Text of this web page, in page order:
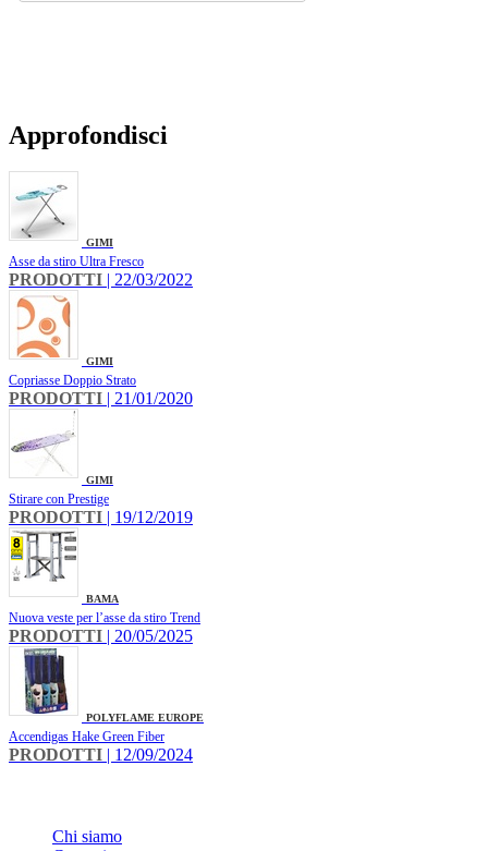
Approfondisci
GIMI
Asse da stiro Ultra Fresco
PRODOTTI | 22/03/2022
GIMI
Copriasse Doppio Strato
PRODOTTI | 21/01/2020
GIMI
Stirare con Prestige
PRODOTTI | 19/12/2019
BAMA
Nuova veste per l’asse da stiro Trend
PRODOTTI | 20/05/2025
POLYFLAME EUROPE
Accendigas Hake Green Fiber
PRODOTTI | 12/09/2024
Chi siamo